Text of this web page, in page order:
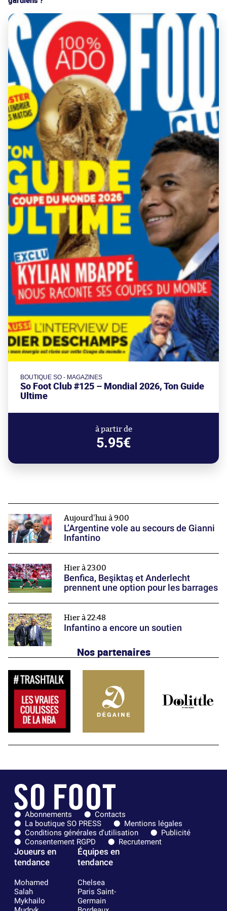
BOUTIQUE SO - MAGAZINES
So Foot Club #125 – Mondial 2026, Ton Guide
Ultime
à partir de
5.95€
Aujourd'hui à 9:00
L’Argentine vole au secours de Gianni
Infantino
Hier à 23:00
Benfica, Beşiktaş et Anderlecht
prennent une option pour les barrages
Hier à 22:48
Infantino a encore un soutien
Nos partenaires
Abonnements
Contacts
La boutique SO PRESS
Mentions légales
Conditions générales d'utilisation
Publicité
Consentement RGPD
Recrutement
Joueurs en
tendance
Mohamed
Salah
Mykhailo
Équipes en
tendance
Chelsea
Paris Saint-
Germain